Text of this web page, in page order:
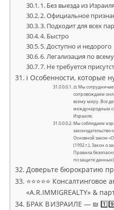
1. Без выезда из Израиля
2. Официальное
3. Подходит для всех пар
4. Быстро
5. Доступно и недорого
6. Легализация по
7. Не требуется
ℹ️ Особенности, которые
⚖ Мы
сопровождаем
всему миру. Все
международным
Израиля.
Мы соблюдаем
Основной закон «О
(1992 г.), Закон о
Правила
по защите
Доверьте бюрократию
⭐⭐⭐⭐⭐
«A.R.IMMIGREALTY» &
БРАК В ИЗРАИЛЕ — ₪